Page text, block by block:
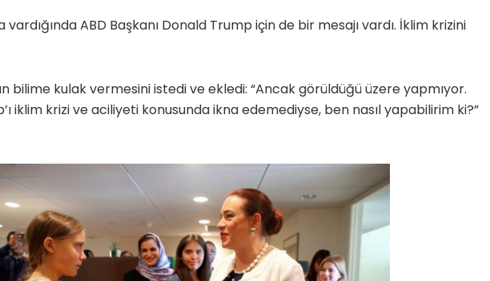
vardığında ABD Başkanı Donald Trump için de bir mesajı vardı. İklim krizini
bilime kulak vermesini istedi ve ekledi: “Ancak görüldüğü üzere yapmıyor.
iklim krizi ve aciliyeti konusunda ikna edemediyse, ben nasıl yapabilirim ki?”